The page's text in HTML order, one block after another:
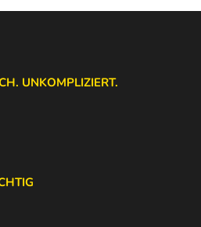
UNKOMPLIZIERT.